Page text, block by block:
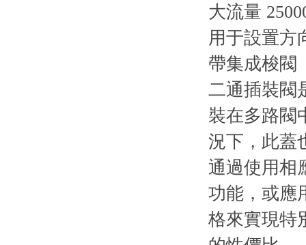
大流量
用于設置方
帶集成梭閥
二通插裝閥
裝在多路閥
況下，此蓋
通過使用相
功能，或應
格來實現特